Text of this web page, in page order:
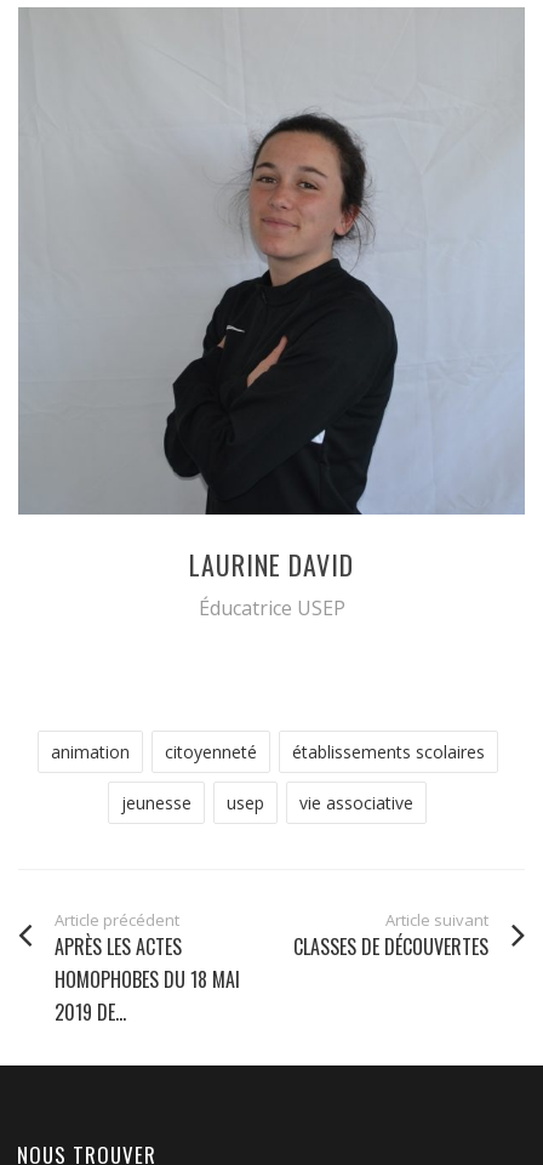
LAURINE DAVID
Éducatrice USEP
animation citoyenneté établissements scolaires
jeunesse usep vie associative
Article précédent
APRÈS LES ACTES
HOMOPHOBES DU 18 MAI
2019 DE...
Article suivant
CLASSES DE DÉCOUVERTES
NOUS TROUVER